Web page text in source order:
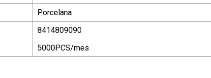
Porcelana
8414809090
5000PCS/mes